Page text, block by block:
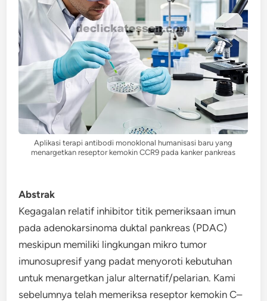
Aplikasi terapi antibodi monoklonal humanisasi baru yang
menargetkan reseptor kemokin CCR9 pada kanker pankreas
Abstrak
Kegagalan relatif inhibitor titik pemeriksaan imun
pada adenokarsinoma duktal pankreas (PDAC)
meskipun memiliki lingkungan mikro tumor
imunosupresif yang padat menyoroti kebutuhan
untuk menargetkan jalur alternatif/pelarian. Kami
sebelumnya telah memeriksa reseptor kemokin C–